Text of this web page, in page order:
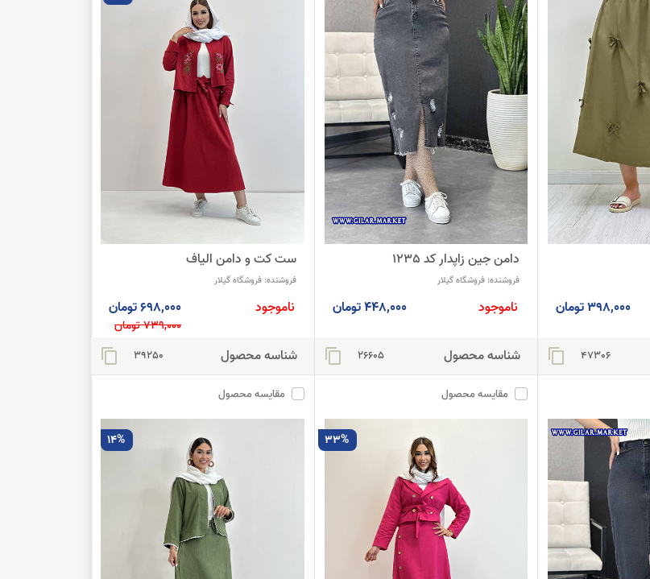
398,000 تومان
47306
content_copy
دامن جین زاپدار کد 1235
فروشنده: فروشگاه گیلار
448,000 تومان ناموجود
شناسه محصول 26605
content_copy
ست کت و دامن الیاف
فروشنده:فروشگاه گیلار
698,000 تومان
739,000 تومان
ناموجود
شناسه محصول 39250
content_copy
مقایسه محصول
33%
مقایسه محصول
14%